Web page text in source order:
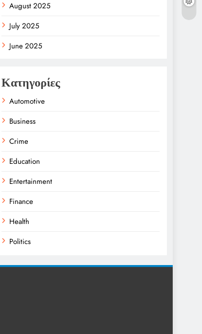
August 2025
July 2025
June 2025
Κατηγορίες
Automotive
Business
Crime
Education
Entertainment
Finance
Health
Politics